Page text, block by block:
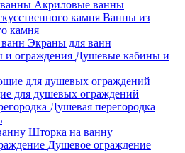
Акриловые ванны
Ванны из
камня
Экраны для ванн
Душевые кабины и
для душевых ограждений
Душевая перегородка
Шторка на ванну
Душевое ограждение